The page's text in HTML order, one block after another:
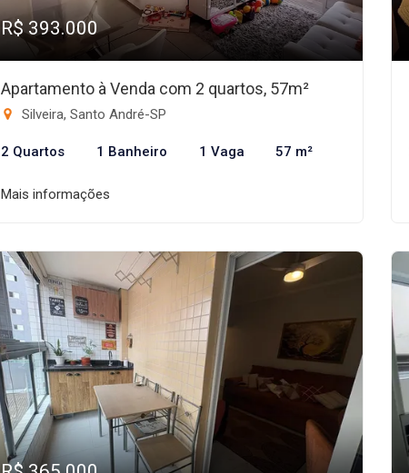
R$ 393.000
Apartamento à Venda com 2 quartos, 57m²
Silveira, Santo André-SP
2 Quartos 1 Banheiro 1 Vaga 57 m²
Mais informações